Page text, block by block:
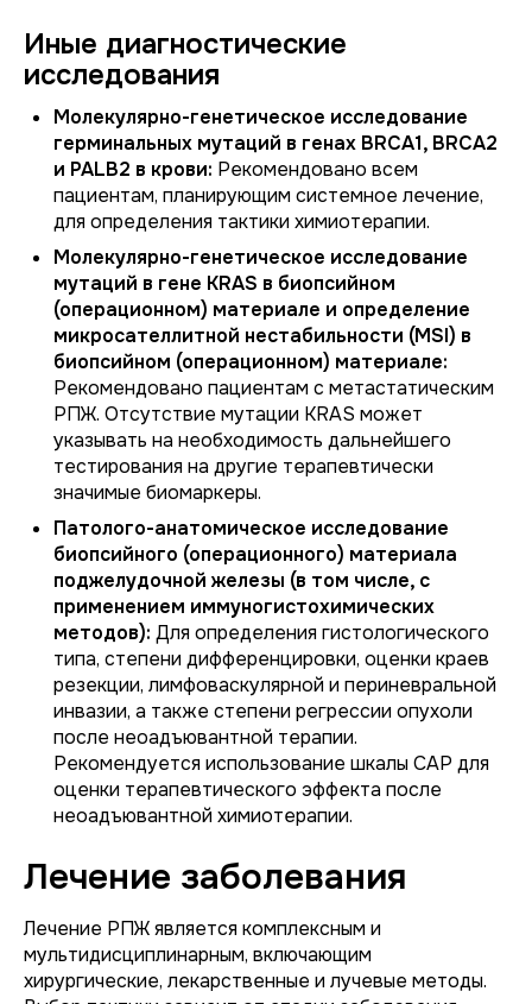
Иные диагностические
исследования
Молекулярно-генетическое исследование
герминальных мутаций в генах BRCA1, BRCA2
и PALB2 в крови: Рекомендовано всем
пациентам, планирующим системное лечение,
для определения тактики химиотерапии.
Молекулярно-генетическое исследование
мутаций в гене KRAS в биопсийном
(операционном) материале и определение
микросателлитной нестабильности (MSI) в
биопсийном (операционном) материале:
Рекомендовано пациентам с метастатическим
РПЖ. Отсутствие мутации KRAS может
указывать на необходимость дальнейшего
тестирования на другие терапевтически
значимые биомаркеры.
Патолого-анатомическое исследование
биопсийного (операционного) материала
поджелудочной железы (в том числе, с
применением иммуногистохимических
методов): Для определения гистологического
типа, степени дифференцировки, оценки краев
резекции, лимфоваскулярной и периневральной
инвазии, а также степени регрессии опухоли
после неоадъювантной терапии.
Рекомендуется использование шкалы CAP для
оценки терапевтического эффекта после
неоадъювантной химиотерапии.
Лечение заболевания
Лечение РПЖ является комплексным и
мультидисциплинарным, включающим
хирургические, лекарственные и лучевые методы.